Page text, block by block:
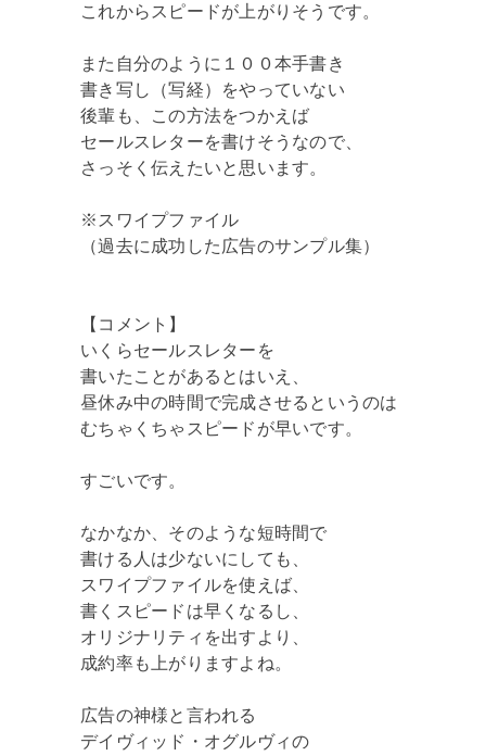
これからスピードが上がりそうです。
また自分のように１００本手書き
書き写し（写経）をやっていない
後輩も、この方法をつかえば
セールスレターを書けそうなので、
さっそく伝えたいと思います。
※スワイプファイル
（過去に成功した広告のサンプル集）
【コメント】
いくらセールスレターを
書いたことがあるとはいえ、
昼休み中の時間で完成させるというのは
むちゃくちゃスピードが早いです。
すごいです。
なかなか、そのような短時間で
書ける人は少ないにしても、
スワイプファイルを使えば、
書くスピードは早くなるし、
オリジナリティを出すより、
成約率も上がりますよね。
広告の神様と言われる
デイヴィッド・オグルヴィの